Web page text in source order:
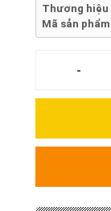
Thương hiệu
Mã sản phẩm